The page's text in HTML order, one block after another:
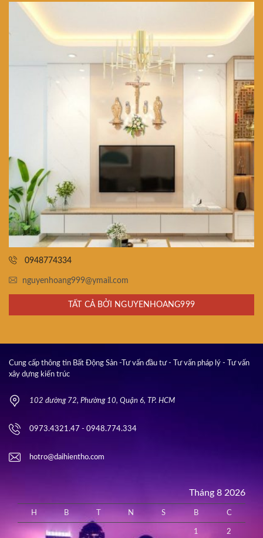
0948774334
nguyenhoang999@ymail.com
TẤT CẢ BỞI NGUYENHOANG999
Cung cấp thông tin Bất Động Sản -Tư vấn đầu tư - Tư vấn pháp lý - Tư vấn
xây dựng kiến trúc
102 đường 72, Phường 10, Quận 6, TP. HCM
0973.4321.47 - 0948.774.334
hotro@daihientho.com
Tháng 8 2026
H B N S B C
1 2